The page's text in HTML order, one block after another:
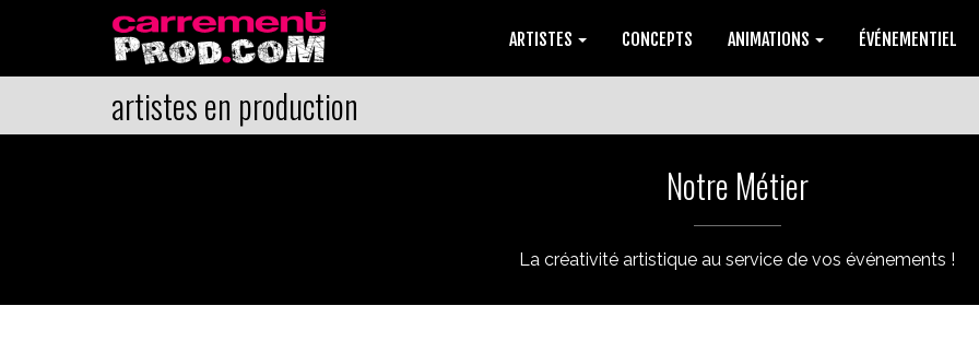
ARTISTES CONCEPTS ANIMATIONS ÉVÉNEMENTIEL
artistes en production
Notre Métier
La créativité artistique au service de vos événements !